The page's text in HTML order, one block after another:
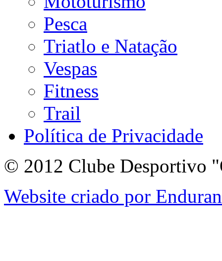
Pesca
Triatlo e Natação
Vespas
Fitness
Trail
Política de Privacidade
© 2012 Clube Desportivo
Website criado por